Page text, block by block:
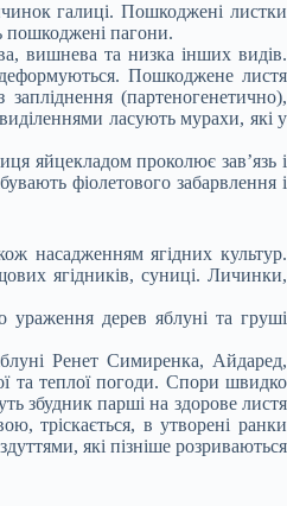
галиці. Пошкоджені листки
пошкоджені пагони.
вишнева та низка інших видів.
Пошкоджене листя
(партеногенетично),
ласують мурахи, які у
яйцекладом проколює зав’язь і
фіолетового забарвлення і
насадженням ягідних культур.
ягідників, суниці. Личинки,
ураження дерев яблуні та груші
Ренет Симиренка, Айдаред,
та теплої погоди. Спори швидко
збудник парші на здорове листя
тріскається, в утворені ранки
які пізніше розриваються